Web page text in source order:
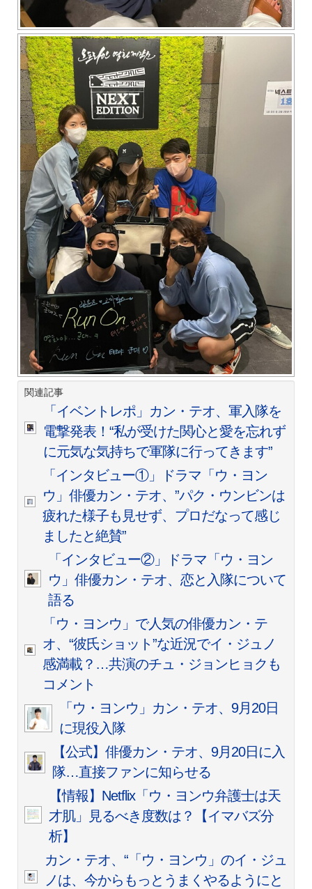
関連記事
「イベントレポ」カン・テオ、軍入隊を
電撃発表！“私が受けた関心と愛を忘れず
に元気な気持ちで軍隊に行ってきます”
「インタビュー①」ドラマ「ウ・ヨン
ウ」俳優カン・テオ、”パク・ウンビンは
疲れた様子も見せず、プロだなって感じ
ましたと絶賛”
「インタビュー②」ドラマ「ウ・ヨン
ウ」俳優カン・テオ、恋と入隊について
語る
「ウ・ヨンウ」で人気の俳優カン・テ
オ、“彼氏ショット”な近況でイ・ジュノ
感満載？…共演のチュ・ジョンヒョクも
コメント
「ウ・ヨンウ」カン・テオ、9月20日
に現役入隊
【公式】俳優カン・テオ、9月20日に入
隊…直接ファンに知らせる
【情報】Netflix「ウ・ヨンウ弁護士は天
才肌」見るべき度数は？【イマバズ分
析】
カン・テオ、“「ウ・ヨンウ」のイ・ジュ
ノは、今からもっとうまくやるようにと